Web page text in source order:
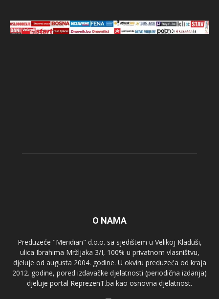
O NAMA
Preduzeće "Meridian" d.o.o. sa sjedištem u Velikoj Kladuši,
ulica Ibrahima Mržljaka 3/I, 100% u privatnom vlasništvu,
djeluje od augusta 2004. godine. U okviru preduzeća od kraja
2012. godine, pored izdavačke djelatnosti (periodična izdanja)
djeluje portal ReprezenT.ba kao osnovna djelatnost.